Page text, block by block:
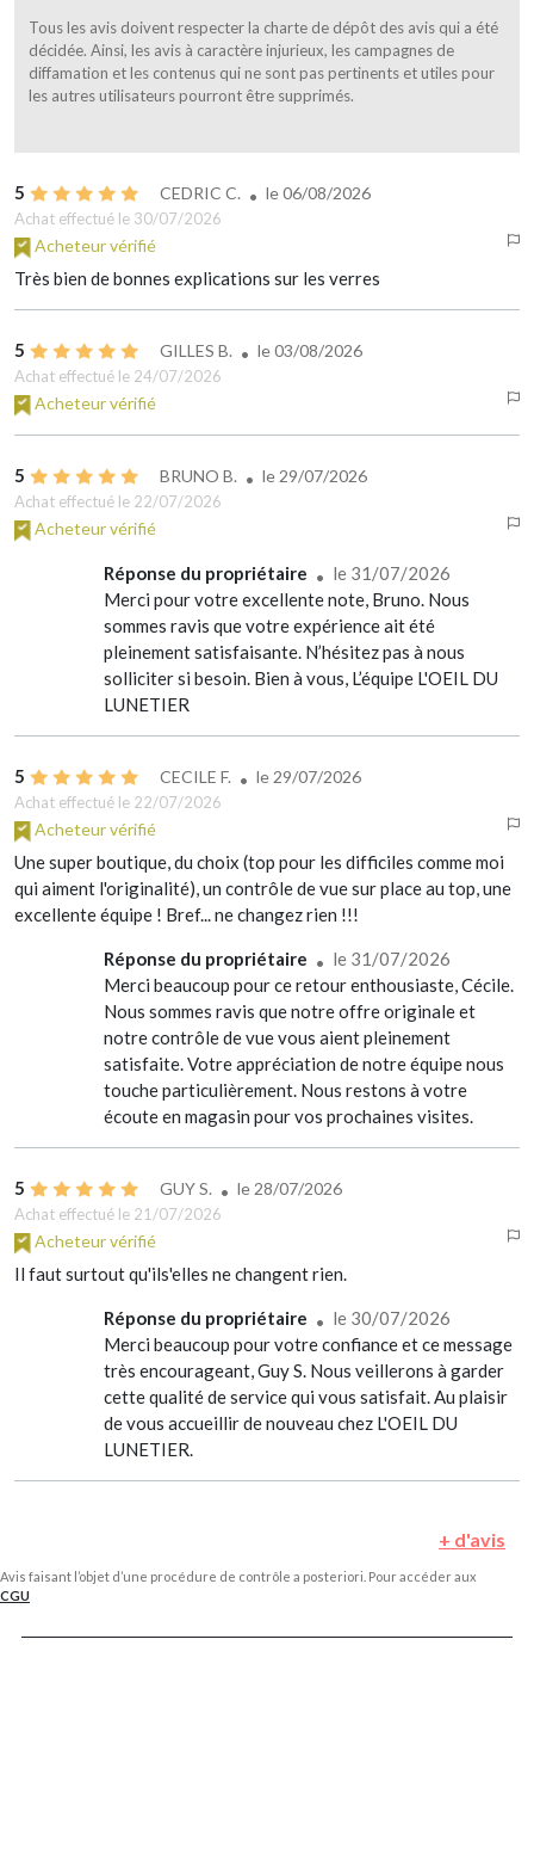
Tous les avis doivent respecter la charte de dépôt des avis qui a été
décidée. Ainsi, les avis à caractère injurieux, les campagnes de
diffamation et les contenus qui ne sont pas pertinents et utiles pour
les autres utilisateurs pourront être supprimés.
5 CEDRIC C. le06/08/2026
Achat effectué le 30/07/2026
Acheteur vérifié
Très bien de bonnes explications sur les verres
5 GILLES B. le03/08/2026
Achat effectué le 24/07/2026
Acheteur vérifié
5 BRUNO B. le29/07/2026
Achat effectué le 22/07/2026
Acheteur vérifié
Réponse du propriétaire
le 31/07/2026
Merci pour votre excellente note, Bruno. Nous
sommes ravis que votre expérience ait été
pleinement satisfaisante. N’hésitez pas à nous
solliciter si besoin. Bien à vous, L’équipe L'OEIL DU
LUNETIER
5 CECILE F. le29/07/2026
Achat effectué le 22/07/2026
Acheteur vérifié
Une super boutique, du choix (top pour les difficiles comme moi
qui aiment l'originalité), un contrôle de vue sur place au top, une
excellente équipe ! Bref... ne changez rien !!!
Réponse du propriétaire
le 31/07/2026
Merci beaucoup pour ce retour enthousiaste, Cécile.
Nous sommes ravis que notre offre originale et
notre contrôle de vue vous aient pleinement
satisfaite. Votre appréciation de notre équipe nous
touche particulièrement. Nous restons à votre
écoute en magasin pour vos prochaines visites.
5 GUY S. le28/07/2026
Achat effectué le 21/07/2026
Acheteur vérifié
Il faut surtout qu'ils'elles ne changent rien.
Réponse du propriétaire
le 30/07/2026
Merci beaucoup pour votre confiance et ce message
très encourageant, Guy S. Nous veillerons à garder
cette qualité de service qui vous satisfait. Au plaisir
de vous accueillir de nouveau chez L'OEIL DU
LUNETIER.
Avis faisant l’objet d’une procédure de contrôle a posteriori. Pour accéder aux
CGU
+ d'avis